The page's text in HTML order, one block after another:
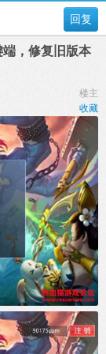
回复
，修复旧版本
楼主
收藏